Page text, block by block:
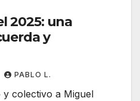
2025: una
y
PABLO L.
colectivo a Miguel